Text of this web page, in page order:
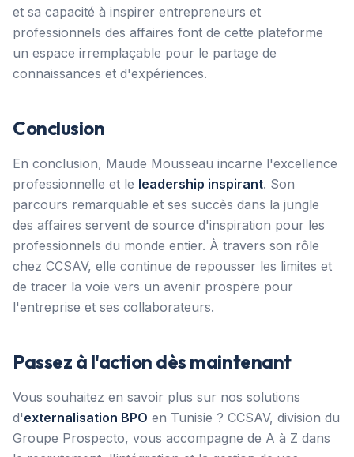
et sa capacité à inspirer entrepreneurs et
professionnels des affaires font de cette plateforme
un espace irremplaçable pour le partage de
connaissances et d'expériences.
Conclusion
En conclusion, Maude Mousseau incarne l'excellence
professionnelle et le leadership inspirant. Son
parcours remarquable et ses succès dans la jungle
des affaires servent de source d'inspiration pour les
professionnels du monde entier. À travers son rôle
chez CCSAV, elle continue de repousser les limites et
de tracer la voie vers un avenir prospère pour
l'entreprise et ses collaborateurs.
Passez à l'action dès maintenant
Vous souhaitez en savoir plus sur nos solutions
d'externalisation BPO en Tunisie ? CCSAV, division du
Groupe Prospecto, vous accompagne de A à Z dans